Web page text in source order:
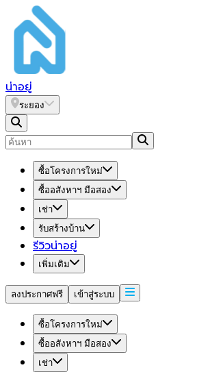
น่าอยู่
ระยอง
ซื้อโครงการใหม่
ซื้ออสังหาฯ มือสอง
เช่า
รับสร้างบ้าน
รีวิวน่าอยู่
เพิ่มเติม
ลงประกาศฟรี เข้าสู่ระบบ
ซื้อโครงการใหม่
ซื้ออสังหาฯ มือสอง
เช่า